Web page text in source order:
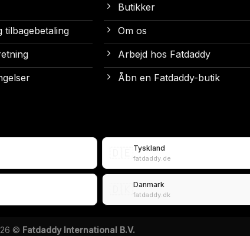
tilbagebetaling
Butikker
Om os
Arbejd hos Fatdaddy
Åbn en Fatdaddy-butik
Tyskland
fatdaddy.de
🇩🇰Danmark
fatdaddy.dk
© Fatdaddy International B.V.